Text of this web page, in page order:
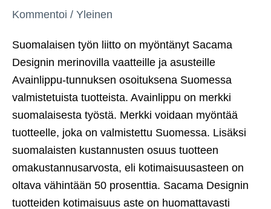
Kommentoi / Yleinen
Suomalaisen työn liitto on myöntänyt Sacama
Designin merinovilla vaatteille ja asusteille
Avainlippu-tunnuksen osoituksena Suomessa
valmistetuista tuotteista. Avainlippu on merkki
suomalaisesta työstä. Merkki voidaan myöntää
tuotteelle, joka on valmistettu Suomessa. Lisäksi
suomalaisten kustannusten osuus tuotteen
omakustannusarvosta, eli kotimaisuusasteen on
oltava vähintään 50 prosenttia. Sacama Designin
tuotteiden kotimaisuus aste on huomattavasti